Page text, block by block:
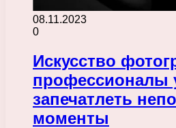
08.11.2023
0
Искусство
профессионалы
запечатлеть
моменты